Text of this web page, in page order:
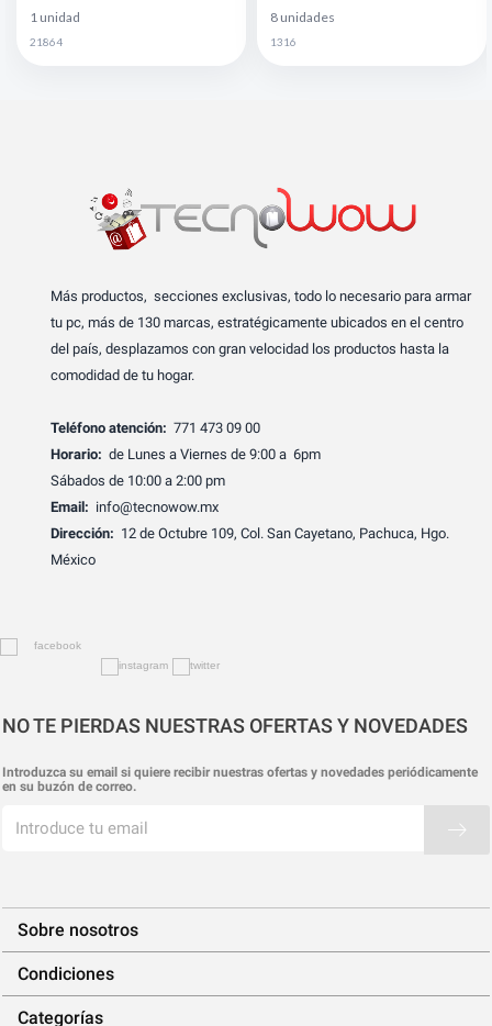
1 unidad
21864
8 unidades
1316
Más productos, secciones exclusivas, todo lo necesario para armar
tu pc, más de 130 marcas, estratégicamente ubicados en el centro
del país, desplazamos con gran velocidad los productos hasta la
comodidad de tu hogar.
Teléfono atención: 771 473 09 00
Horario: de Lunes a Viernes de 9:00 a 6pm
Sábados de 10:00 a 2:00 pm
Email: info@tecnowow.mx
Dirección: 12 de Octubre 109, Col. San Cayetano, Pachuca, Hgo.
México
NO TE PIERDAS NUESTRAS OFERTAS Y NOVEDADES
Introduzca su email si quiere recibir nuestras ofertas y novedades periódicamente
en su buzón de correo.
Sobre nosotros
Condiciones
Categorías